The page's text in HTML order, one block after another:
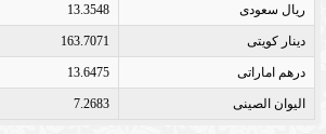
ريال سعودى 13.3548
دينار كويتى 163.7071
درهم اماراتى 13.6475
اليوان الصينى 7.2683